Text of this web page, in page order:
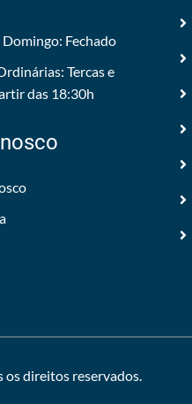
Domingo: Fechado
Tercas e
das 18:30h
os direitos reservados.